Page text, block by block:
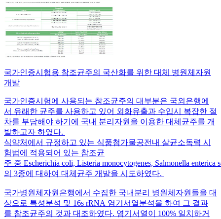
국가인증시험용 참조균주의 국산화를 위한 대체 병원체자원
개발
국가인증시험에 사용되는 참조균주의 대부분은 국외은행에
서 유래한 균주를 사용하고 있어 외화유출과 수입시 복잡한 절
차를 부담해야 하기에 국내 분리자원을 이용한 대체균주를 개
발하고자 하였다.
식약처에서 규정하고 있는 식품첨가물공전내 살균소독력 시
험법에 적용되어 있는 참조균
주 중 Escherichia coli, Listeria monocytogenes, Salmonella enterica
의 3종에 대하여 대체균주 개발을 시도하였다.
국가병원체자원은행에서 수집한 국내분리 병원체자원들을 대
상으로 특성분석 및 16s rRNA 염기서열분석을 하여 그 결과
를 참조균주의 것과 대조하였다. 염기서열이 100% 일치하거